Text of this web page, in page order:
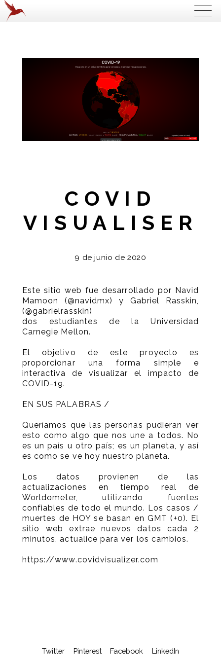
COVID
VISUALISER
9 de junio de 2020
Este sitio web fue desarrollado por Navid
Mamoon (@navidmx) y Gabriel Rasskin,
(@gabrielrasskin)
dos estudiantes de la Universidad
Carnegie Mellon.
El objetivo de este proyecto es
proporcionar una forma simple e
interactiva de visualizar el impacto de
COVID-19.
EN SUS PALABRAS /
Queríamos que las personas pudieran ver
esto como algo que nos une a todos. No
es un país u otro país; es un planeta, y así
es como se ve hoy nuestro planeta.
Los datos provienen de las
actualizaciones en tiempo real de
Worldometer, utilizando fuentes
confiables de todo el mundo. Los casos /
muertes de HOY se basan en GMT (+0). El
sitio web extrae nuevos datos cada 2
minutos, actualice para ver los cambios.
https://www.covidvisualizer.com
Twitter Pinterest Facebook LinkedIn